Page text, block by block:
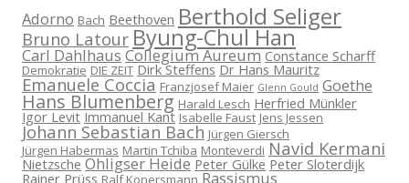
Adorno Bach Beethoven Berthold Seliger
Bruno Latour Byung-Chul Han
Carl Dahlhaus Collegium Aureum Constance Scharff
Demokratie DIE ZEIT Dirk Steffens Dr Hans Mauritz
Emanuele Coccia Franzjosef Maier Glenn Gould Goethe
Hans Blumenberg Harald Lesch Herfried Münkler
Igor Levit Immanuel Kant Isabelle Faust Jens Jessen
Johann Sebastian Bach Jürgen Giersch
Jürgen Habermas Martin Tchiba Monteverdi Navid Kermani
Nietzsche Ohligser Heide Peter Gülke Peter Sloterdijk
Rainer Prüss Ralf Konersmann Rassismus